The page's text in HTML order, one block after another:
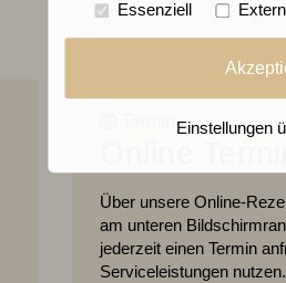
Über unsere Online-
am unteren
jederzeit einen Termin
Serviceleistungen nutzen.
Essenziell
Einstellungen